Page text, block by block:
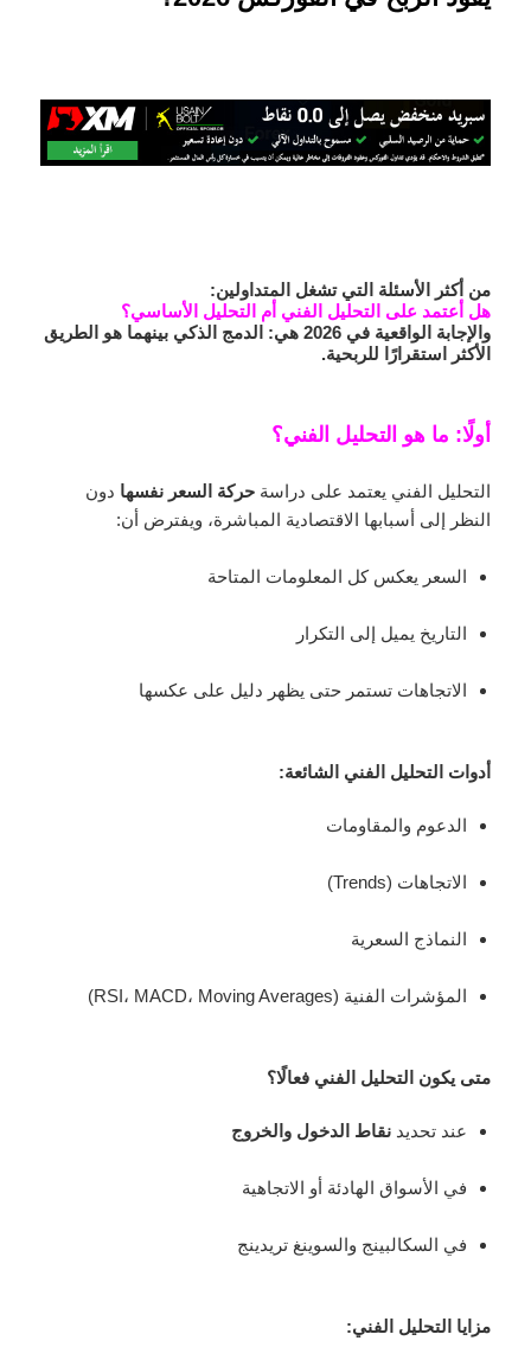
من أكثر الأسئلة التي تشغل المتداولين:
هل أعتمد على التحليل الفني أم التحليل الأساسي؟
والإجابة الواقعية في 2026 هي:
الدمج الذكي بينهما هو الطريق
الأكثر استقرارًا للربحية.
أولًا: ما هو التحليل الفني؟
التحليل الفني يعتمد على دراسةحركة السعر نفسها دون
النظر إلى أسبابها الاقتصادية المباشرة، ويفترض أن:
السعر يعكس كل المعلومات المتاحة
التاريخ يميل إلى التكرار
الاتجاهات تستمر حتى يظهر دليل على عكسها
أدوات التحليل الفني الشائعة:
الدعوم والمقاومات
الاتجاهات (Trends)
النماذج السعرية
المؤشرات الفنية (RSI، MACD، Moving Averages)
متى يكون التحليل الفني فعالًا؟
عند تحديدنقاط الدخول والخروج
في الأسواق الهادئة أو الاتجاهية
في السكالبينج والسوينغ تريدينج
مزايا التحليل الفني: